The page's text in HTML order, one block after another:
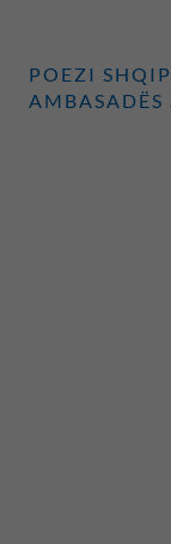
POEZI
AMBASADËS